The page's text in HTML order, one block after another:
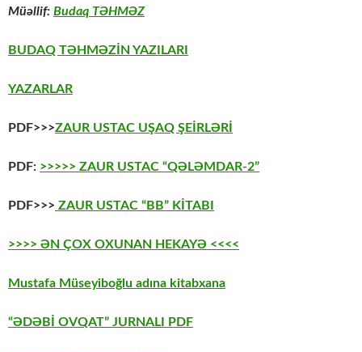
Müəllif: Budaq TƏHMƏZ
BUDAQ TƏHMƏZİN YAZILARI
YAZARLAR
PDF>>>ZAUR USTAC UŞAQ ŞEİRLƏRİ
PDF: >>>>> ZAUR USTAC “QƏLƏMDAR-2”
PDF>>> ZAUR USTAC “BB” KİTABI
>>>> ƏN ÇOX OXUNAN HEKAYƏ <<<<
Mustafa Müseyiboğlu adına kitabxana
“ƏDƏBİ OVQAT” JURNALI PDF